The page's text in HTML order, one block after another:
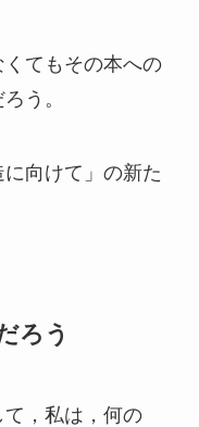
てもその本への
う。
向けて」の新た
ろう
，私は，何の